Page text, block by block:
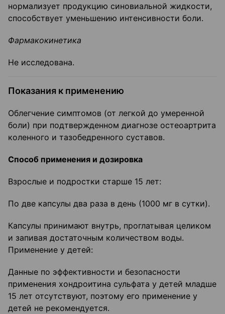
нормализует продукцию синовиальной жидкости,
способствует уменьшению интенсивности боли.
Фармакокинетика
Не исследована.
Показания к применению
Облегчение симптомов (от легкой до умеренной
боли) при подтвержденном диагнозе остеоартрита
коленного и тазобедренного суставов.
Способ применения и дозировка
Взрослые и подростки старше 15 лет:
По две капсулы два раза в день (1000 мг в сутки).
Капсулы принимают внутрь, проглатывая целиком
и запивая достаточным количеством воды.
Применение у детей:
Данные по эффективности и безопасности
применения хондроитина сульфата у детей младше
15 лет отсутствуют, поэтому его применение у
детей не рекомендуется.